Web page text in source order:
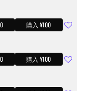
購入 ¥100
購入 ¥100